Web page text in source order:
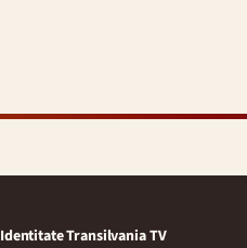
Identitate Transilvania TV